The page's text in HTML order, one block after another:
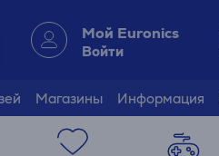
Мой Euronics
Войти
Магазины Информация